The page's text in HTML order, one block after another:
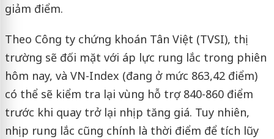
giảm điểm.
Theo Công ty chứng khoán Tân Việt (TVSI), thị
trường sẽ đối mặt với áp lực rung lắc trong phiên
hôm nay, và VN-Index (đang ở mức 863,42 điểm)
có thể sẽ kiểm tra lại vùng hỗ trợ 840-860 điểm
trước khi quay trở lại nhịp tăng giá. Tuy nhiên,
nhịp rung lắc cũng chính là thời điểm để tích lũy